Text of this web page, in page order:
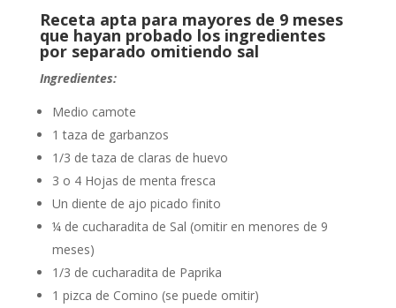
Receta apta para mayores de 9 meses
que hayan probado los ingredientes
por separado omitiendo sal
Ingredientes:
Medio camote
1 taza de garbanzos
1/3 de taza de claras de huevo
3 o 4 Hojas de menta fresca
Un diente de ajo picado finito
¼ de cucharadita de Sal (omitir en menores de 9
meses)
1/3 de cucharadita de Paprika
1 pizca de Comino (se puede omitir)